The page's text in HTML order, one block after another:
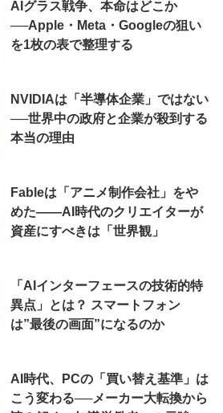
AIグラス戦争、本命はどこか
──Apple・Meta・Googleの狙い
を1枚の表で整理する
NVIDIAは「半導体企業」ではない
──世界中の政府と企業が殺到する
本当の理由
Fableは「アニメ制作会社」をや
めた――AI時代のクリエイターが
資産にすべきは「世界観」
「AIインターフェースの技術的特
異点」とは？ スマートフォン
は”最後の画面”になるのか
AI時代、PCの「買い替え基準」は
こう変わる──メーカー大転換から